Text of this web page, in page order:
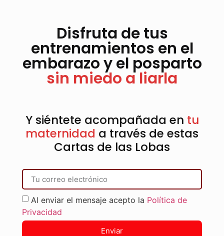
Disfruta de tus
entrenamientos en el
embarazo y el posparto
sin miedo a liarla
Y siéntete acompañada en tu
maternidad a través de estas
Cartas de las Lobas
Al enviar el mensaje acepto la Política de
Privacidad
Enviar